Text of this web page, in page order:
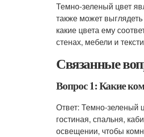
Темно-зеленый цвет
также может
какие цвета ему
стенах, мебели и
Связанные
Вопрос 1: Какие
Ответ: Темно-зеленый
гостиная, спальня,
освещении, чтобы